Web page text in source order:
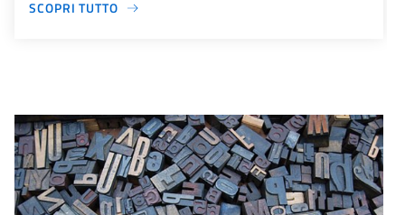
SCOPRI TUTTO